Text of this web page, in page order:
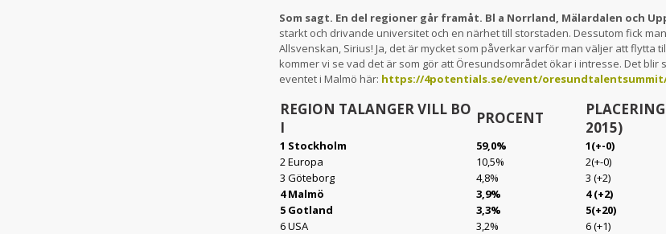
Som sagt. En del regioner går framåt. Bl a Norrland, Mälardalen och
starkt och drivande universitet och en närhet till storstaden. Dessutom fick
Allsvenskan, Sirius! Ja, det är mycket som påverkar varför man väljer att flytta
kommer vi se vad det är som gör att Öresundsområdet ökar i intresse. Det blir
eventet i Malmö här: https://4potentials.se/event/
REGION TALANGER VILL BO
I
PROCENT
2015)
1 Stockholm 59,0% 1(+-0)
2 Europa
10,5% 2(+-0)
3 Göteborg
4,8% 3 (+2)
4 Malmö
3,9% 4 (+2)
5 Gotland
3,3% 5(+20)
6 USA
3,2% 6 (+1)